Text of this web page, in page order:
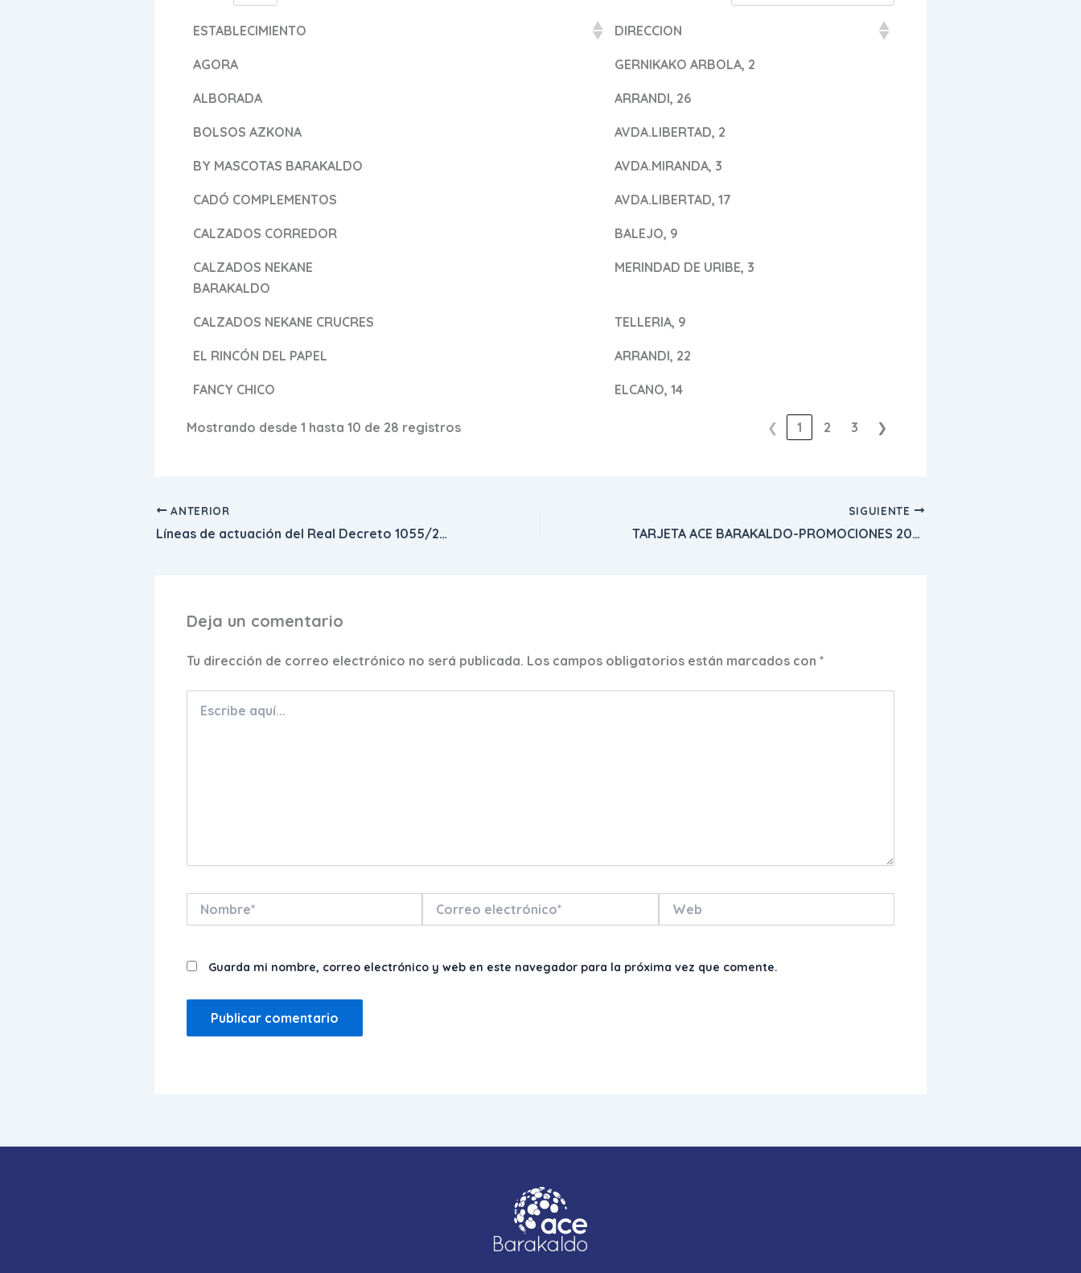
ESTABLECIMIENTO DIRECCION
AGORA GERNIKAKO ARBOLA, 2
ALBORADA ARRANDI, 26
BOLSOS AZKONA AVDA.LIBERTAD, 2
BY MASCOTAS BARAKALDO AVDA.MIRANDA, 3
CADÓ COMPLEMENTOS AVDA.LIBERTAD, 17
CALZADOS CORREDOR BALEJO, 9
CALZADOS NEKANE
BARAKALDO
MERINDAD DE URIBE, 3
CALZADOS NEKANE CRUCRES TELLERIA, 9
EL RINCÓN DEL PAPEL ARRANDI, 22
FANCY CHICO ELCANO, 14
Mostrando desde 1 hasta 10 de 28 registros ❮ 1 2 3 ❯
ANTERIOR
Líneas de actuación del Real Decreto 1055/2022 de Envases y Residuos de Envases
SIGUIENTE
TARJETA ACE BARAKALDO-PROMOCIONES 2023
Deja un comentario
Tu dirección de correo electrónico no será publicada. Los campos obligatorios están marcados con *
aquí...
electrónico*
Guarda mi nombre, correo electrónico y web en este navegador para la próxima vez que comente.